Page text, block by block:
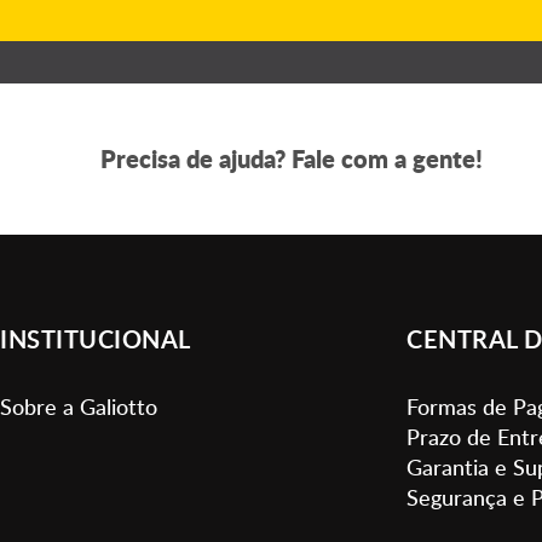
Precisa de ajuda? Fale com a gente!
INSTITUCIONAL
Sobre a Galiotto
CENTRAL
Formas de
Prazo de
Garantia e
Segurança e